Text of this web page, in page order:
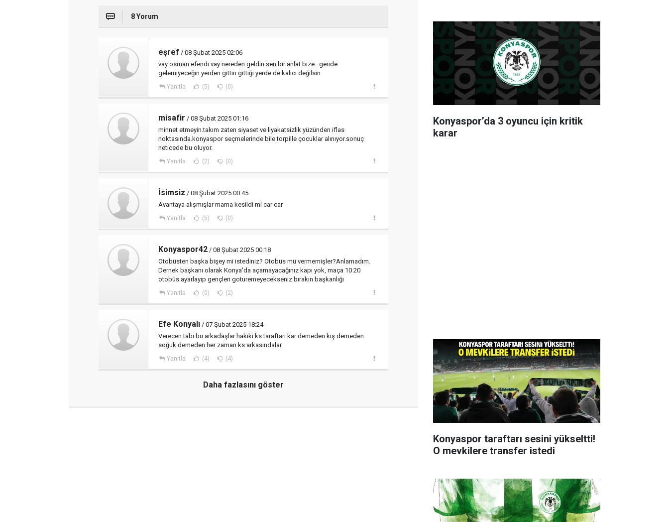
8 Yorum
eşref / 08 Şubat 2025 02:06
vay osman efendi vay nereden geldin sen bir anlat bize.. geride
gelemiyeceğin yerden gittin gittiği yerde de kalıcı değilsin
Yanıtla (5) (0)
misafir / 08 Şubat 2025 01:16
minnet etmeyin.takım zaten siyaset ve liyakatsizlik yüzünden iflas
noktasında.konyaspor seçmelerinde bile torpille çocuklar alınıyor.sonuç
neticede bu oluyor.
Yanıtla (2) (0)
İsimsiz / 08 Şubat 2025 00:45
Avantaya alışmışlar mama kesildi mi car car
Yanıtla (5) (0)
Konyaspor42 / 08 Şubat 2025 00:18
Otobüsten başka bişey mi istediniz? Otobüs mü vermemişler?Anlamadım.
Dernek başkanı olarak Konya'da açamayacağınız kapı yok, maça 10 20
otobüs ayarlayıp gençleri goturemeyecekseniz bırakın başkanlığı
Yanıtla (0) (2)
Efe Konyalı / 07 Şubat 2025 18:24
Verecen tabi bu arkadaşlar hakiki ks taraftari kar demeden kış demeden
soğuk demeden her zaman ks arkasindalar
Yanıtla (4) (4)
Daha fazlasını göster
Konyaspor’da 3 oyuncu için kritik
karar
Konyaspor taraftarı sesini yükseltti!
O mevkilere transfer istedi